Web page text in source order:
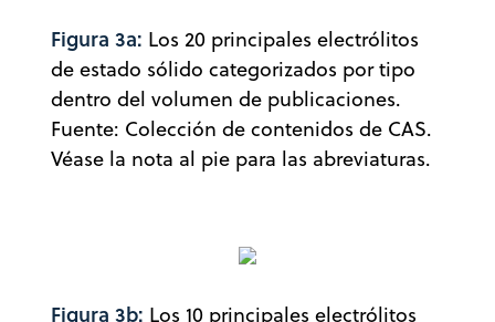
Figura 3a: Los 20 principales electrólitos
de estado sólido categorizados por tipo
dentro del volumen de publicaciones.
Fuente: Colección de contenidos de CAS.
Véase la nota al pie para las abreviaturas.
Figura 3b: Los 10 principales electrólitos